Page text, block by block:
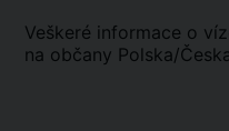
Veškeré informace o
na občany Polska/